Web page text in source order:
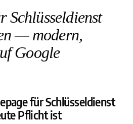
Schlüsseldienst
— modern,
Google
für Schlüsseldienst
Pflicht ist